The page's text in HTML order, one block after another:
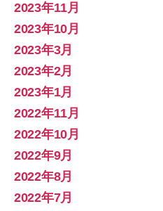
2023年11月
2023年10月
2023年3月
2023年2月
2023年1月
2022年11月
2022年10月
2022年9月
2022年8月
2022年7月